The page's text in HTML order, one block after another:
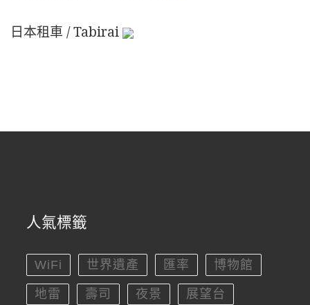
日本租車 / Tabirai
人氣標籤
WiFi 世界遺產 匯率 博物館
地雷 壽司 夜景 展望台